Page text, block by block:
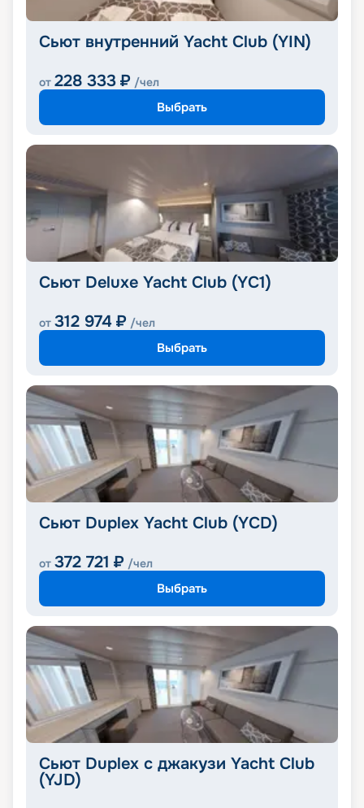
Сьют внутренний Yacht Club (YIN)
от 228 333 ₽ /чел
Выбрать
Сьют Deluxe Yacht Club (YC1)
от 312 974 ₽ /чел
Выбрать
Сьют Duplex Yacht Club (YCD)
от 372 721 ₽ /чел
Выбрать
Сьют Duplex с джакузи Yacht Club
(YJD)